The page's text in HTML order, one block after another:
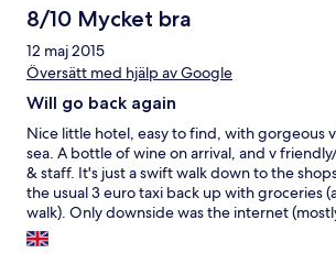
8/10 Mycket bra
12 maj 2015
Översätt med hjälp av Google
Will go back again
Nice little hotel, easy to find, with gorgeous
sea. A bottle of wine on arrival, and v
& staff. It's just a swift walk down to the
the usual 3 euro taxi back up with groceries
walk). Only downside was the internet
dropping off which was frustrating), and the
can get a little stuffy (it just needs a fan). But